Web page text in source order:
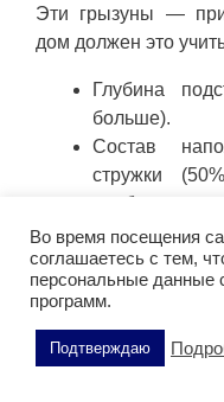
Эти грызуны —
дом должен это
Глубина
больше).
Состав
стружки
Можно
подстилки, а
не годятся —
домики,
Во время посещения
соглашаетесь с тем,
персональные данные
программ.
Подтверждаю